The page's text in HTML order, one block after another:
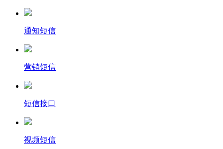
通知短信
营销短信
短信接口
视频短信